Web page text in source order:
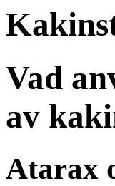
Vad
av
Atarax